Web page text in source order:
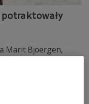
Marit Bjoergen,
karierę,
i trenuje przed
się z
mistrzyni.